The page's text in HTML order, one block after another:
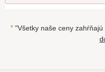
* "Všetky naše ceny